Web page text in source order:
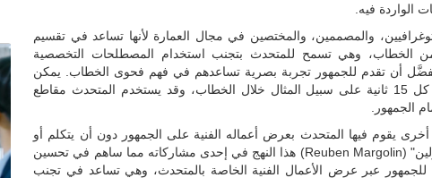
الواردة فيه.
والمصممين، والمختصين في مجال العمارة لأنها تساعد في تقسيم
الخطاب، وهي تسمح للمتحدث بتجنب استخدام المصطلحات التخصصية
أن تقدم للجمهور تجربة بصرية تساعدهم في فهم فحوى الخطاب. يمكن
الاستفادة من خصائص الأتمتة في تقليب الشرائح تلقائياً كل 15 ثانية على سبيل المثال خلال الخطاب، وقد يستخدم المتحدث مقاطع
الجمهور.
يقوم فيها المتحدث بعرض أعماله الفنية على الجمهور دون أن يتكلم أو
يشرح لهم عنها، وقد استخدم النحات الحركي "روبن مارغولين" (Reuben Margolin) هذا النهج في إحدى مشاركاته مما ساهم في تحسين
عبر عرض الأعمال الفنية الخاصة بالمتحدث، وهي تساعد في تجنب